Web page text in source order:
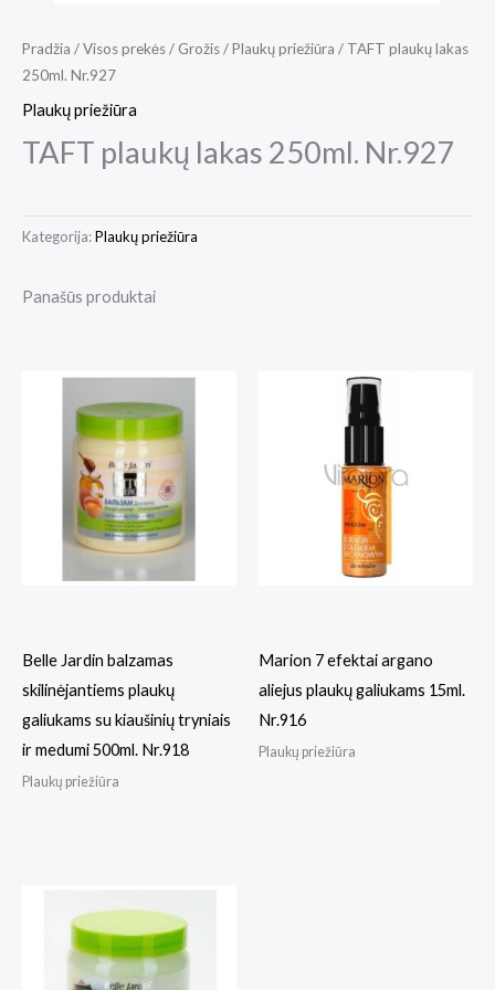
Pradžia /Visos prekės/ Grožis/Plaukų priežiūra / TAFT plaukų lakas
250ml. Nr.927
Plaukų priežiūra
TAFT plaukų lakas 250ml. Nr.927
Kategorija:Plaukų priežiūra
Panašūs produktai
Belle Jardin balzamas
skilinėjantiems plaukų
galiukams su kiaušinių tryniais
ir medumi 500ml. Nr.918
Plaukų priežiūra
Marion 7 efektai argano
aliejus plaukų galiukams 15ml.
Nr.916
Plaukų priežiūra